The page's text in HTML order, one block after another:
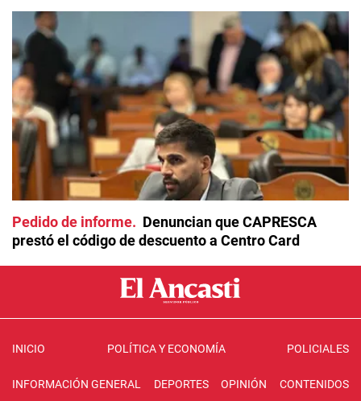
Pedido de informe
Denuncian que CAPRESCA
prestó el código de descuento a Centro Card
INICIO POLÍTICA Y ECONOMÍA POLICIALES
INFORMACIÓN GENERAL DEPORTES OPINIÓN CONTENIDOS